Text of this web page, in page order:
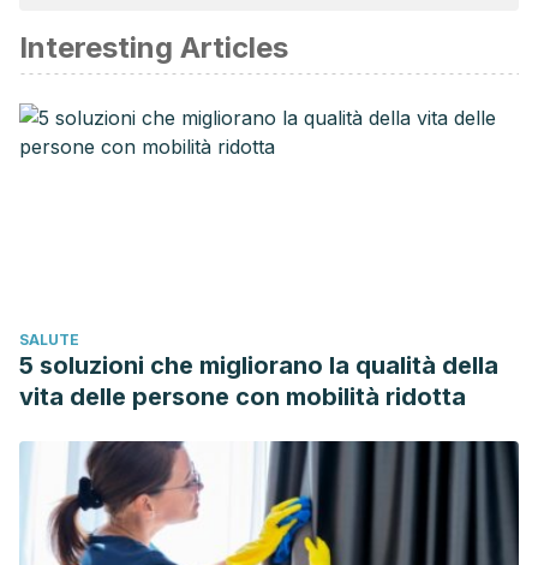
Benton D, Young H. A. Reducing calorie intake may not help
you loose body weight.Perspectives on Psychological
Science.Septiembre 2017. 12 (5): 703-714.
Dwyer J.T, Melanson K. J, et al. Dietary treatment of
Koliaki Ch, Spinos Th. et al. Defining the optimal dietary
approach for safe, effective and sustainable weight loss
on overweight and obese adults.
2018. 6 (3): 73.
Mayo Clinic. Eating Disorders.
Mayo Clinic. Azúcares agregados: no sabotees tu
alimentación con edulcorantes.
Interesting Articles
SALUTE
5 soluzioni che migliorano la qualità della
vita delle persone con mobilità ridotta